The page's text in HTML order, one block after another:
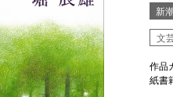
新
文
作品
紙書